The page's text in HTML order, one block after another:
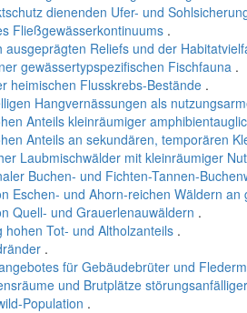
dienenden Ufer- und
Fließgewässerkontinuums .
Reliefs und der
gewässertypspezifischen Fischfauna .
heimischen Flusskrebs-Bestände .
Hangvernässungen als
Anteils kleinräumiger
Anteils an sekundären, temporären
Laubmischwälder mit kleinräumiger
Buchen- und Fichten-Tannen-
Eschen- und Ahorn-reichen Wäldern an
Quell- und Grauerlenauwäldern .
Tot- und Altholzanteils .
.
für Gebäudebrüter und
und Brutplätze
Population .